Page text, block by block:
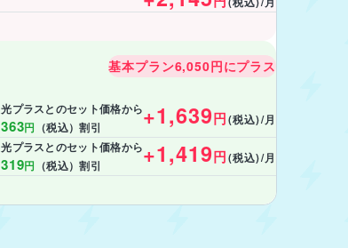
基本プラン6,050円にプラス
光プラスとのセット価格から
363円 （税込）割引 +1,639円(税込)/月
光プラスとのセット価格から
319円 （税込）割引 +1,419円(税込)/月